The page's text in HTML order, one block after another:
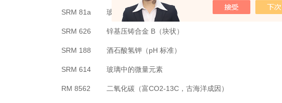
SRM 81a 玻璃砂
SRM 626 锌基压铸合金 B（块状）
SRM 188 酒石酸氢钾（pH 标准）
SRM 614 玻璃中的微量元素
RM 8562 二氧化碳（富CO2-13C，古海洋成因）